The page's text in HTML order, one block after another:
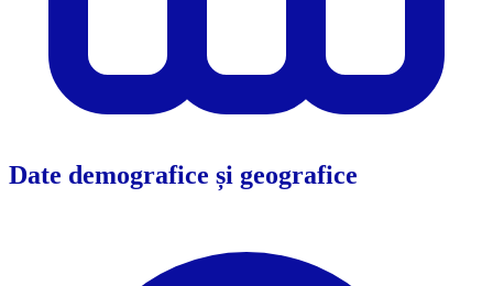
Date demografice și geografice